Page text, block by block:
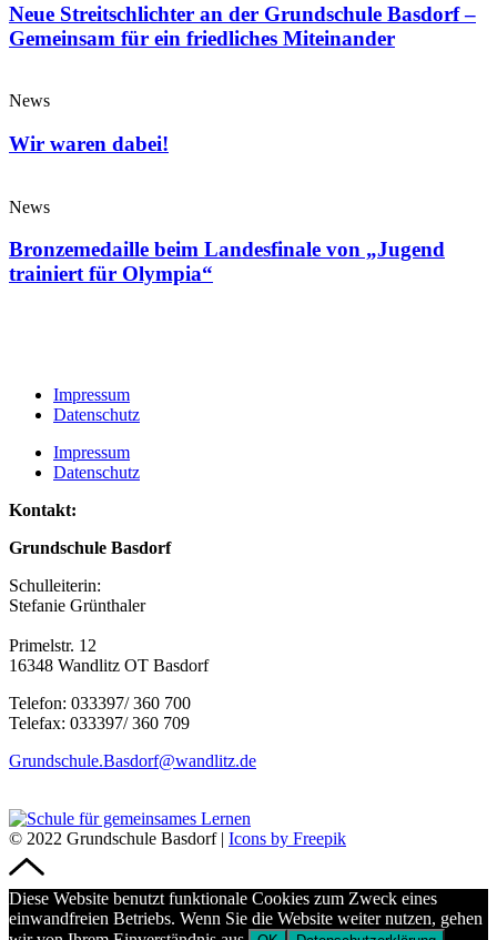
Neue Streitschlichter an der Grundschule Basdorf –
Gemeinsam für ein friedliches Miteinander
News
Wir waren dabei!
News
Bronzemedaille beim Landesfinale von „Jugend
trainiert für Olympia“
Impressum
Datenschutz
Impressum
Datenschutz
Kontakt:
Grundschule Basdorf
Schulleiterin:
Stefanie Grünthaler
Primelstr. 12
16348 Wandlitz OT Basdorf
Telefon: 033397/ 360 700
Telefax: 033397/ 360 709
Grundschule.Basdorf@wandlitz.de
© 2022 Grundschule Basdorf | Icons by Freepik
Diese Website benutzt funktionale Cookies zum Zweck eines
einwandfreien Betriebs. Wenn Sie die Website weiter nutzen, gehen